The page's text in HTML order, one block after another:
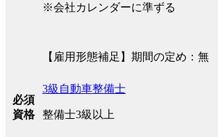
※会社カレンダーに準ずる
【雇用形態補足】期間の定め：無
必須
資格
3級自動車整備士
整備士3級以上